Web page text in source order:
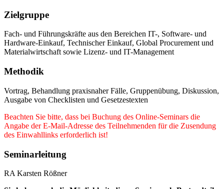
Zielgruppe
Fach- und Führungskräfte aus den Bereichen IT-, Software- und
Hardware-Einkauf, Technischer Einkauf, Global Procurement und
Materialwirtschaft sowie Lizenz- und IT-Management
Methodik
Vortrag, Behandlung praxisnaher Fälle, Gruppenübung, Diskussion,
Ausgabe von Checklisten und Gesetzestexten
Beachten Sie bitte, dass bei Buchung des Online-Seminars die
Angabe der E-Mail-Adresse des Teilnehmenden für die Zusendung
des Einwahllinks erforderlich ist!
Seminarleitung
RA Karsten Rößner